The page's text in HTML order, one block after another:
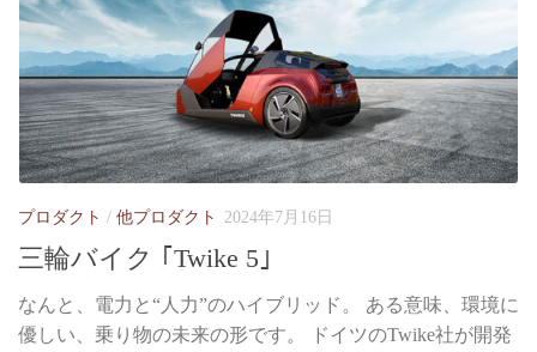
プロダクト / 他プロダクト 2024年7月16日
三輪バイク ｢Twike 5｣
なんと、電力と“人力”のハイブリッド。 ある意味、環境に
優しい、乗り物の未来の形です。 ドイツのTwike社が開発